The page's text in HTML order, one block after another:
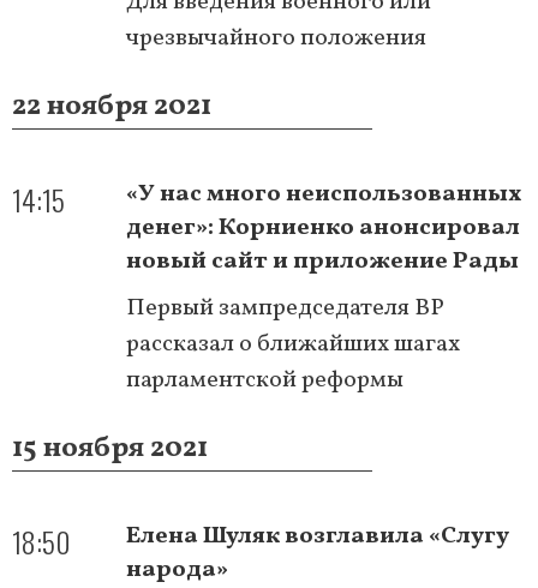
чрезвычайного положения
22 ноября 2021
14:15
«У нас много неиспользованных
денег»: Корниенко анонсировал
новый сайт и приложение Рады
Первый зампредседателя ВР
рассказал о ближайших шагах
парламентской реформы
15 ноября 2021
18:50
Елена Шуляк возглавила «Слугу
народа»